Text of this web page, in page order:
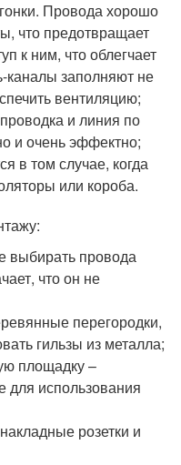
Провода хорошо
что предотвращает
к ним, что облегчает
каналы заполняют не
вентиляцию;
и линия по
и очень эффектно;
в том случае, когда
или короба.
выбирать провода
что он не
перегородки,
гильзы из металла;
площадку –
для использования
розетки и